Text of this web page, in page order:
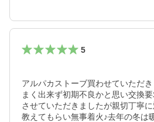
5
アルパカストーブ買わせていただ
まく出来ず初期不良かと思い交換
させていただきましたが親切丁寧
教えてもらい無事着火♪去年の冬は